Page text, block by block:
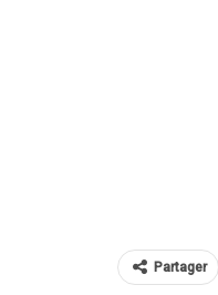
Partager